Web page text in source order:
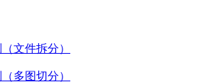
文件拆分）
多图切分）